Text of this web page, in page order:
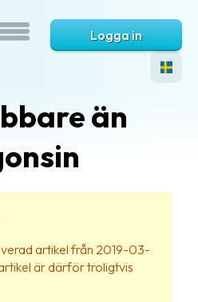
Logga in
än
artikel från 2019-03-
är därför troligtvis